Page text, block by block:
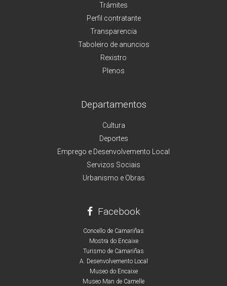
Trámites
Perfil contratante
Transparencia
Taboleiro de anuncios
Rexistro
Plenos
Departamentos
Cultura
Deportes
Emprego e Desenvolvemento Local
Servizos Sociais
Urbanismo e Obras
Facebook
Concello de Camariñas
Mostra do Encaixe
Turismo de Camariñas
A. Desenvolvemento Local
Museo do Encaixe
Museo Man de Camelle